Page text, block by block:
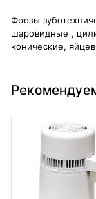
Фрезы
шаровидные ,
конические,